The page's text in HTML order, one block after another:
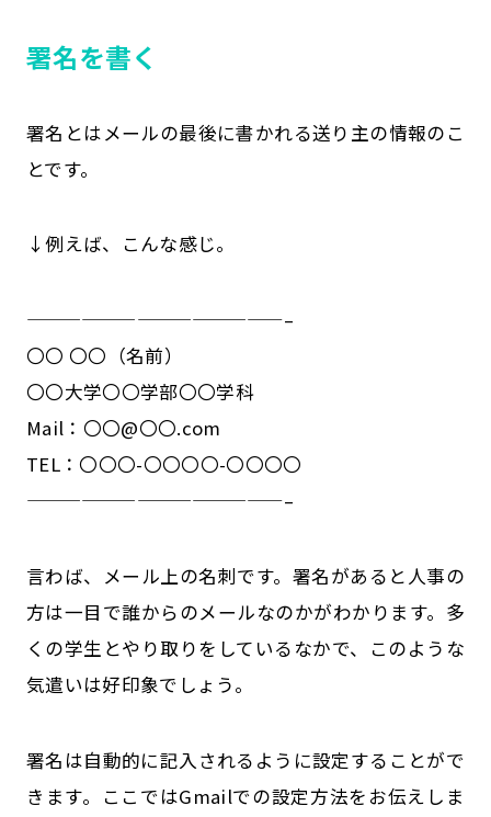
署名を書く
署名とはメールの最後に書かれる送り主の情報のこ
とです。
↓例えば、こんな感じ。
——————————————–
〇〇 〇〇（名前）
〇〇大学〇〇学部〇〇学科
Mail：〇〇@〇〇.com
TEL：〇〇〇-〇〇〇〇-〇〇〇〇
——————————————–
言わば、メール上の名刺です。署名があると人事の
方は一目で誰からのメールなのかがわかります。多
くの学生とやり取りをしているなかで、このような
気遣いは好印象でしょう。
署名は自動的に記入されるように設定することがで
きます。ここではGmailでの設定方法をお伝えしま